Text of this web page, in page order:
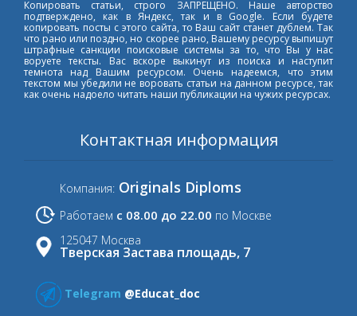
Копировать статьи, строго ЗАПРЕЩЕНО. Наше авторство
подтверждено, как в Яндекс, так и в Google. Если будете
копировать посты с этого сайта, то Ваш сайт станет дублем. Так
что рано или поздно, но скорее рано, Вашему ресурсу выпишут
штрафные санкции поисковые системы за то, что Вы у нас
воруете тексты. Вас вскоре выкинут из поиска и наступит
темнота над Вашим ресурсом. Очень надеемся, что этим
текстом мы убедили не воровать статьи на данном ресурсе, так
как очень надоело читать наши публикации на чужих ресурсах.
Контактная информация
Компания: Originals Diploms
Работаем с 08.00 до 22.00 по Москве
125047 Москва
Тверская Застава площадь, 7
Telegram @Educat_doc